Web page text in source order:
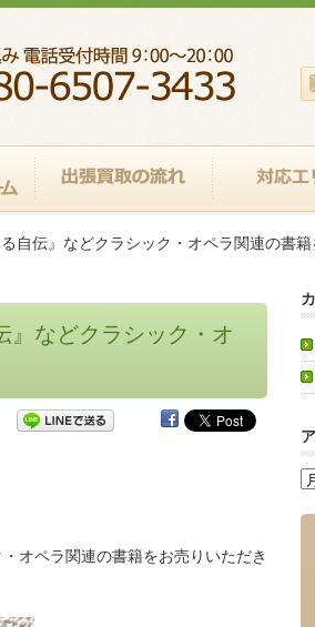
自伝』などクラシック・オペラ関連の書籍
』などクラシック・オ
オペラ関連の書籍をお売りいただき